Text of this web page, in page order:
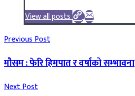
View all posts
Previous Post
मौसम : फेरि हिमपात र वर्षाको सम्भावना
Next Post